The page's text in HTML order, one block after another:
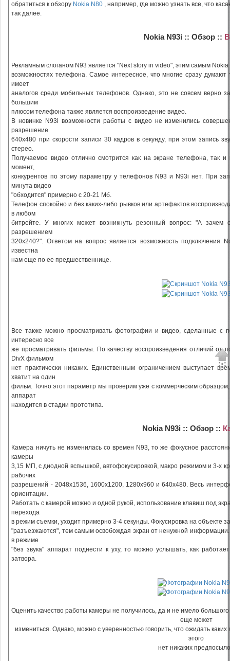
обратиться к обзору Nokia N80 , например, где можно узнать все, что
так далее.
Nokia N93i :: Обзор ::
Рекламным слоганом N93 является "Next story in video", этим самым
возможностях телефона. Самое интересное, что многие сразу думают
имеет
аналогов среди мобильных телефонов. Однако, это не совсем верно
большим
плюсом телефона также является воспроизведение видео.
В новинке N93i возможности работы с видео не изменились
разрешение
640х480 при скорости записи 30 кадров в секунду, при этом запись
стерео.
Получаемое видео отлично смотрится как на экране телефона,
момент,
конкурентов по этому параметру у телефонов N93 и N93i нет. При
минута видео
"обходится" примерно с 20-21 Мб.
Телефон спокойно и без каких-либо рывков или артефактов
в любом
битрейте. У многих может возникнуть резонный вопрос: "А
разрешением
320х240?". Ответом на вопрос является возможность подключения
известна
нам еще по ее предшественнице.
Все также можно просматривать фотографии и видео, сделанные
интересно все
же просматривать фильмы. По качеству воспроизведения отличий от
DivX фильмом
нет практически никаких. Единственным ограничением выступает
хватит на один
фильм. Точно этот параметр мы проверим уже с коммерческим
аппарат
находится в стадии прототипа.
Nokia N93i :: Обзор ::
Камера ничуть не изменилась со времен N93, то же фокусное
камеры
3,15 МП, с диодной вспышкой, автофокусировкой, макро режимом и 3-х
рабочих
разрешений - 2048х1536, 1600х1200, 1280х960 и 640х480. Весь
ориентации.
Работать с камерой можно и одной рукой, использование клавиш под
перехода
в режим съемки, уходит примерно 3-4 секунды. Фокусировка на объекте
"разъезжаются", тем самым освобождая экран от ненужной
в режиме
"без звука" аппарат поднести к уху, то можно услышать, как
затвора.
Оценить качество работы камеры не получилось, да и не имело
еще может
измениться. Однако, можно с уверенностью говорить, что ожидать
этого
нет никаких